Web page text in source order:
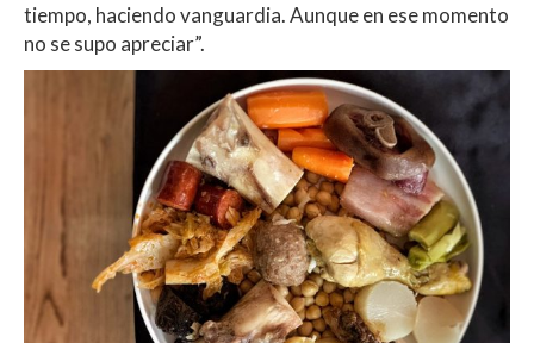
tiempo, haciendo vanguardia. Aunque en ese momento
no se supo apreciar”.